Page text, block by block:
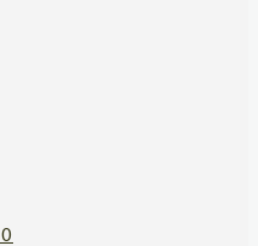
0